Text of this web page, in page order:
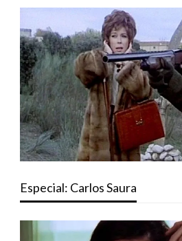
Especial: Carlos Saura